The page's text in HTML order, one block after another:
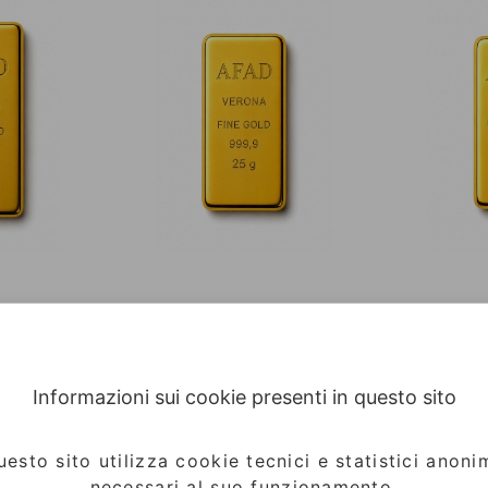
Informazioni sui cookie presenti in questo sito
sito utilizza cookie tecnici e statistici